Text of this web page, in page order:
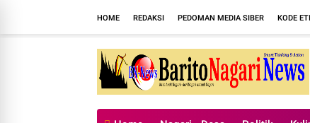
HOME REDAKSI PEDOMAN MEDIA SIBER KODE